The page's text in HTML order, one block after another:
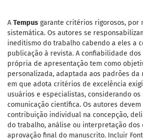
A Tempus garante critérios rigorosos, por
sistemática. Os autores se
ineditismo do trabalho cabendo a eles a
publicação à revista. A confiabilidade dos
própria de apresentação tem como
personalizada, adaptada aos padrões da
em que adota critérios de excelência
usuários e especialistas, considerando os
comunicação científica. Os autores
contribuição individual na concepção,
do trabalho, análise ou interpretação dos
aprovação final do manuscrito. Incluir